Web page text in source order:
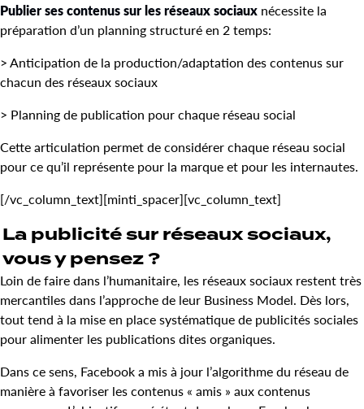
Publier ses contenus sur les réseaux sociaux nécessite la
préparation d’un planning structuré en 2 temps:
> Anticipation de la production/adaptation des contenus sur
chacun des réseaux sociaux
> Planning de publication pour chaque réseau social
Cette articulation permet de considérer chaque réseau social
pour ce qu’il représente pour la marque et pour les internautes.
[/vc_column_text][minti_spacer][vc_column_text]
La publicité sur réseaux sociaux,
vous y pensez ?
Loin de faire dans l’humanitaire, les réseaux sociaux restent très
mercantiles dans l’approche de leur Business Model. Dès lors,
tout tend à la mise en place systématique de publicités sociales
pour alimenter les publications dites organiques.
Dans ce sens, Facebook a mis à jour l’algorithme du réseau de
manière à favoriser les contenus « amis » aux contenus